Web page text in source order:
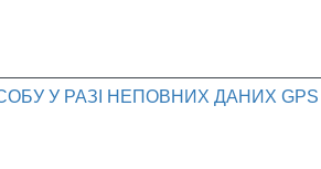
У РАЗІ НЕПОВНИХ ДАНИХ GPS